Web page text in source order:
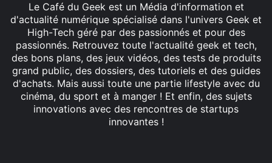
Le Café du Geek est un Média d'information et
d'actualité numérique spécialisé dans l'univers Geek et
High-Tech géré par des passionnés et pour des
passionnés. Retrouvez toute l'actualité geek et tech,
des bons plans, des jeux vidéos, des tests de produits
grand public, des dossiers, des tutoriels et des guides
d'achats. Mais aussi toute une partie lifestyle avec du
cinéma, du sport et à manger ! Et enfin, des sujets
innovations avec des rencontres de startups
innovantes !